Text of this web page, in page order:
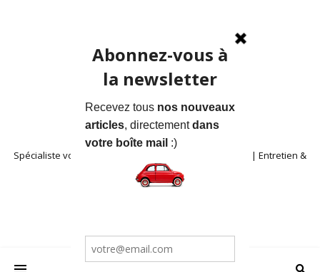
Spécialiste voitures anciennes en Provence | Location | Entretien &
Restauration | Blog